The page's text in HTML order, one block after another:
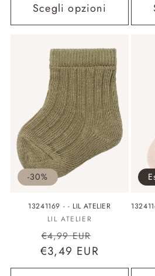
Scegli opzioni
-30%
13241169 - - LIL ATELIER
Fornitore:
LIL ATELIER
Prezzo
di
listino
€4,99 EUR
scontato
€3,49 EUR